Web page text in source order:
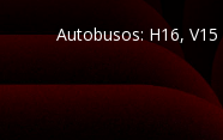
Autobusos: H16, V15